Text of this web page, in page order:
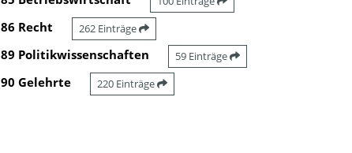
86 Recht 262 Einträge
89 Politikwissenschaften 59 Einträge
90 Gelehrte 220 Einträge